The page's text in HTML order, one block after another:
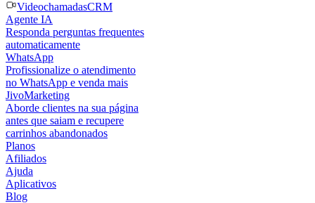
VideochamadasCRM
Agente IA
Responda perguntas frequentes
automaticamente
WhatsApp
Profissionalize o atendimento
no WhatsApp e venda mais
JivoMarketing
Aborde clientes na sua página
antes que saiam e recupere
carrinhos abandonados
Planos
Afiliados
Ajuda
Aplicativos
Blog